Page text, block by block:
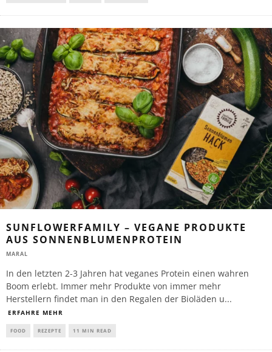
SUNFLOWERFAMILY – VEGANE PRODUKTE
AUS SONNENBLUMENPROTEIN
MARAL
In den letzten 2-3 Jahren hat veganes Protein einen wahren
Boom erlebt. Immer mehr Produkte von immer mehr
Herstellern findet man in den Regalen der Bioläden u...
ERFAHRE MEHR
FOOD REZEPTE 11 MIN READ